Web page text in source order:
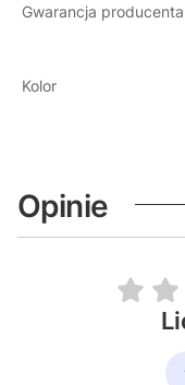
Gwarancja producenta
Kolor
Opinie